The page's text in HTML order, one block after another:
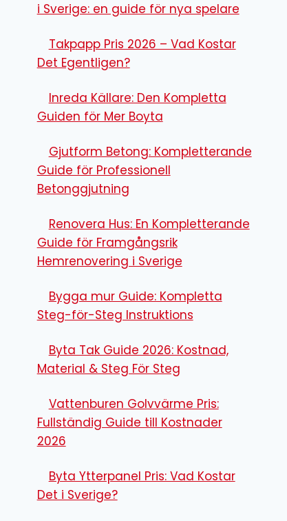
i Sverige: en guide för nya spelare
Takpapp Pris 2026 – Vad Kostar
Det Egentligen?
Inreda Källare: Den Kompletta
Guiden för Mer Boyta
Gjutform Betong: Kompletterande
Guide för Professionell
Betonggjutning
Renovera Hus: En Kompletterande
Guide för Framgångsrik
Hemrenovering i Sverige
Bygga mur Guide: Kompletta
Steg-för-Steg Instruktions
Byta Tak Guide 2026: Kostnad,
Material & Steg För Steg
Vattenburen Golvvärme Pris:
Fullständig Guide till Kostnader
2026
Byta Ytterpanel Pris: Vad Kostar
Det i Sverige?